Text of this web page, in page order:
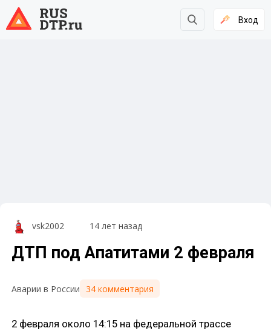
Вход
vsk2002 14 лет назад
ДТП под Апатитами 2 февраля
Аварии в России 34 комментария
2 февраля около 14:15 на федеральной трассе